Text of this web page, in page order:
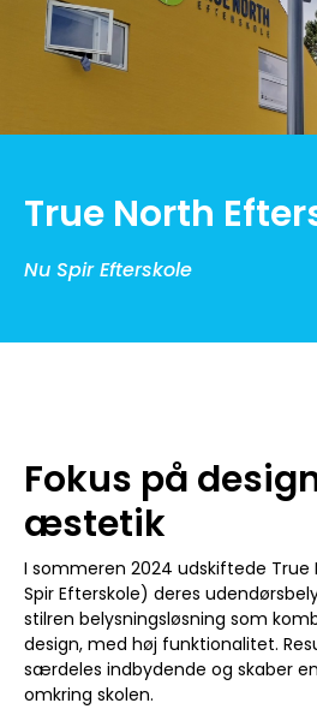
True North
Nu Spir Efterskole
Fokus på
æstetik
I sommeren 2024 udskiftede True
Spir Efterskole) deres
stilren belysningsløsning som
design, med høj funktionalitet.
særdeles indbydende og skaber
omkring skolen.